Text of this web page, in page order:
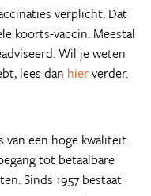
verplicht. Dat
koorts-vaccin. Meestal
Wil je weten
lees dan hierverder.
van een hoge kwaliteit.
tot betaalbare
Sinds 1957 bestaat